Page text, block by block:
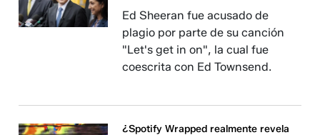
Ed Sheeran fue acusado de
plagio por parte de su canción
"Let's get in on", la cual fue
coescrita con Ed Townsend.
¿Spotify Wrapped realmente revela